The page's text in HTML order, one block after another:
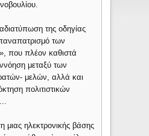
της οδηγίας
των
που πλέον καθιστά
μεταξύ των
μελών, αλλά και
πολιτιστικών
μιας ηλεκτρονικής βάσης